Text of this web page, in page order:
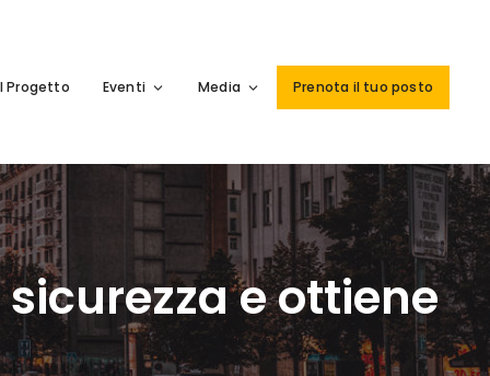
Progetto Eventi Media Prenota il tuo posto
e ottiene